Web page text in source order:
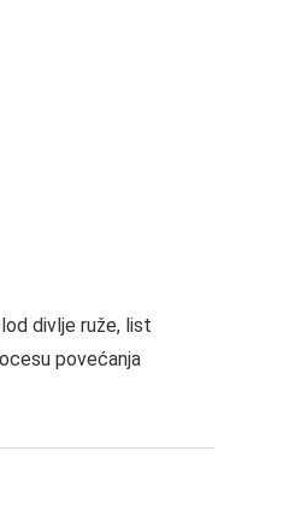
divlje ruže, list
povećanja